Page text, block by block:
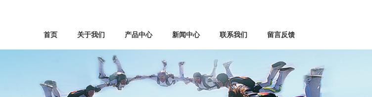
首页 关于我们 产品中心 新闻中心 联系我们 留言反馈